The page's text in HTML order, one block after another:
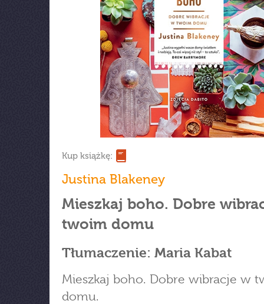
Kup książkę:
Justina Blakeney
Mieszkaj boho. Dobre
twoim domu
Tłumaczenie: Maria Kabat
Mieszkaj boho. Dobre wibracje w
domu.